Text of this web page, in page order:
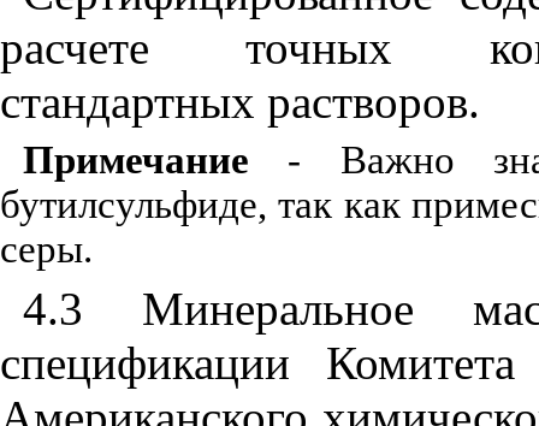
расчете точных
стандартных растворов.
Примечание - Важно
бутилсульфиде, так как
серы.
4.3 Минеральное
спецификации